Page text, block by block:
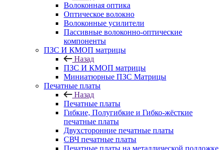
Волоконная оптика
Оптическое волокно
Волоконные усилители
Пассивные волоконно-оптические
компоненты
ПЗС И КМОП матрицы
Назад
ПЗС И КМОП матрицы
Миниатюрные ПЗС Матрицы
Печатные платы
Назад
Печатные платы
Гибкие, Полугибкие и Гибко-жёсткие
печатные платы
Двухсторонние печатные платы
СВЧ печатные платы
Печатные платы на металлической подложке